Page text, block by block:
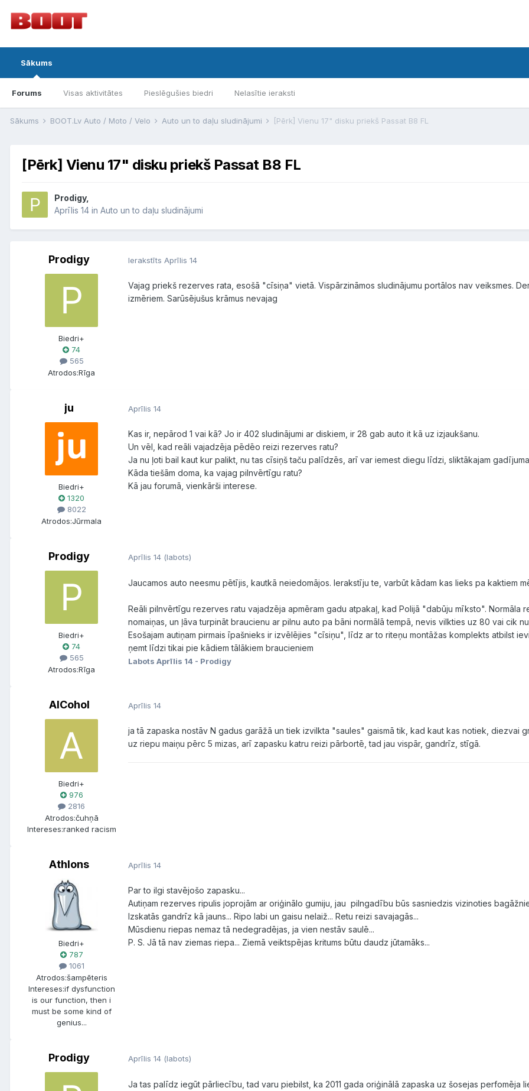
Sākums
Forums Visas aktivitātes Pieslēgušies biedri Nelasītie ieraksti
Sākums BOOT.Lv Auto / Moto / Velo Auto un to daļu sludinājumi [Pērk] Vienu 17" disku priekš Passat B8 FL
[Pērk] Vienu 17" disku priekš Passat B8 FL
Prodigy,
Aprīlis 14 in Auto un to daļu sludinājumi
Prodigy
Biedri+
74
565
Atrodos:Rīga
Ierakstīts Aprīlis 14
Vajag priekš rezerves rata, esošā "cīsiņa" vietā. Vispārzināmos sludinājumu portālos nav veiksmes.
izmēriem. Sarūsējušus krāmus nevajag
ju
Biedri+
1320
8022
Atrodos:Jūrmala
Aprīlis 14
Kas ir, nepārod 1 vai kā? Jo ir 402 sludinājumi ar diskiem, ir 28 gab auto it kā uz izjaukšanu.
Un vēl, kad reāli vajadzēja pēdēo reizi rezerves ratu?
Ja nu ļoti bail kaut kur palikt, nu tas cīsiņš taču palīdzēs, arī var iemest diegu līdzi, sliktākajam
Kāda tiešām doma, ka vajag pilnvērtīgu ratu?
Kā jau forumā, vienkārši interese.
Prodigy
Biedri+
74
565
Atrodos:Rīga
Aprīlis 14 (labots)
Jaucamos auto neesmu pētījis, kautkā neiedomājos. Ierakstīju te, varbūt kādam kas lieks pa kaktiem
Reāli pilnvērtīgu rezerves ratu vajadzēja apmēram gadu atpakaļ, kad Polijā "dabūju mīksto". Normāla
nomaiņas, un ļāva turpināt braucienu ar pilnu auto pa bāni normālā tempā, nevis vilkties uz 80 vai cik
Esošajam autiņam pirmais īpašnieks ir izvēlējies "cīsiņu", līdz ar to riteņu montāžas komplekts atbilst
ņemt līdzi tikai pie kādiem tālākiem braucieniem
Labots Aprīlis 14 - Prodigy
AlCohol
Biedri+
976
2816
Atrodos:čuhņā
Intereses:ranked racism
Aprīlis 14
ja tā zapaska nostāv N gadus garāžā un tiek izvilkta "saules" gaismā tik, kad kaut kas notiek, diezvai
uz riepu maiņu pērc 5 mizas, arī zapasku katru reizi pārbortē, tad jau vispār, gandrīz, stīgā.
Athlons
Biedri+
787
1061
Atrodos:šampēteris
Intereses:if dysfunction
is our function, then i
must be some kind of
genius...
Aprīlis 14
Par to ilgi stavējošo zapasku...
Autiņam rezerves ripulis joprojām ar oriģinālo gumiju, jau pilngadību būs sasniedzis vizinoties
Izskatās gandrīz kā jauns... Ripo labi un gaisu nelaiž... Retu reizi savajagās...
Mūsdienu riepas nemaz tā nedegradējas, ja vien nestāv saulē...
P. S. Jā tā nav ziemas riepa... Ziemā veiktspējas kritums būtu daudz jūtamāks...
Prodigy Aprīlis 14 (labots)
Ja tas palīdz iegūt pārliecību, tad varu piebilst, ka 2011 gada oriģinālā zapaska uz šosejas perfomēja